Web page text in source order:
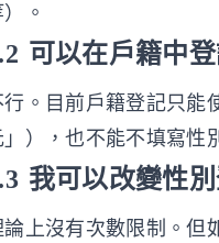
。
可以在戶籍中
行。目前戶籍登記只能
」），也不能不填寫性
我可以改變性
論上沒有次數限制。但